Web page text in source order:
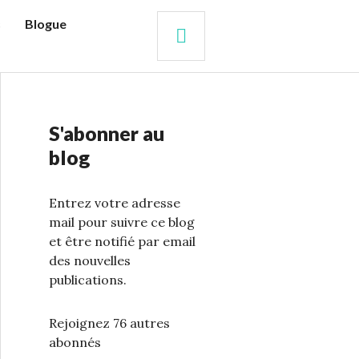
Blogue
S'abonner au
blog
Entrez votre adresse
mail pour suivre ce blog
et être notifié par email
des nouvelles
publications.
Rejoignez 76 autres
abonnés